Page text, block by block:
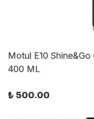
Motul E10 Shine&Go
400 ML
₺ 500.00